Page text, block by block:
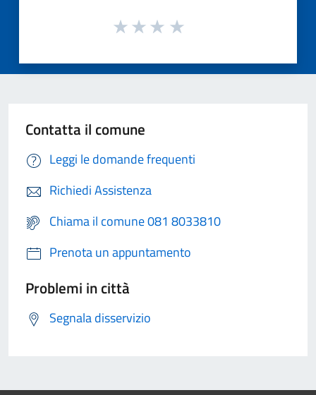
Contatta il comune
Leggi le domande frequenti
Richiedi Assistenza
Chiama il comune 081 8033810
Prenota un appuntamento
Problemi in città
Segnala disservizio